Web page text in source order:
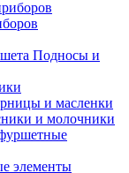
Подносы и
и масленки
и молочники